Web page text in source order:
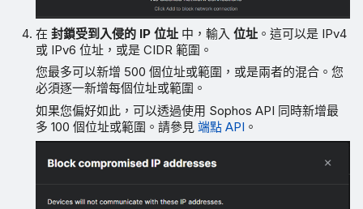
在封鎖受到入侵的 IP 位址 中，輸入位址 。這可以是 IPv4
或 IPv6 位址，或是 CIDR 範圍。
您最多可以新增 500 個位址或範圍，或是兩者的混合。您
必須逐一新增每個位址或範圍。
如果您偏好如此，可以透過使用 Sophos API 同時新增最
多 100 個位址或範圍。請參見端點 API 。